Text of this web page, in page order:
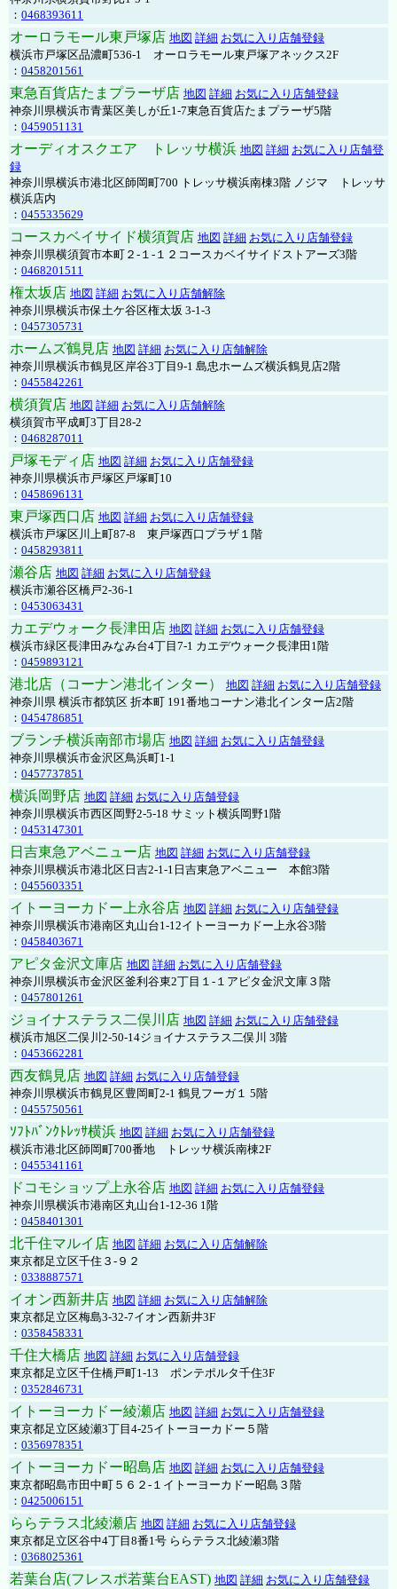
： 0468393611
オーロラモール東戸塚店 地図 詳細 お気に入り店舗登録
横浜市戸塚区品濃町536-1 オーロラモール東戸塚アネックス2F
： 0458201561
東急百貨店たまプラーザ店 地図 詳細 お気に入り店舗登録
神奈川県横浜市青葉区美しが丘1-7東急百貨店たまプラーザ5階
： 0459051131
オーディオスクエア トレッサ横浜 地図 詳細 お気に入り店舗登
録
神奈川県横浜市港北区師岡町700 トレッサ横浜南棟3階 ノジマ トレッサ
横浜店内
： 0455335629
コースカベイサイド横須賀店 地図 詳細 お気に入り店舗登録
神奈川県横須賀市本町２-１-１２コースカベイサイドストアーズ3階
： 0468201511
権太坂店 地図 詳細 お気に入り店舗解除
神奈川県横浜市保土ケ谷区権太坂 3-1-3
： 0457305731
ホームズ鶴見店 地図 詳細 お気に入り店舗解除
神奈川県横浜市鶴見区岸谷3丁目9-1 島忠ホームズ横浜鶴見店2階
： 0455842261
横須賀店 地図 詳細 お気に入り店舗解除
横須賀市平成町3丁目28-2
： 0468287011
戸塚モディ店 地図 詳細 お気に入り店舗登録
神奈川県横浜市戸塚区戸塚町10
： 0458696131
東戸塚西口店 地図 詳細 お気に入り店舗登録
横浜市戸塚区川上町87-8 東戸塚西口プラザ１階
： 0458293811
瀬谷店 地図 詳細 お気に入り店舗登録
横浜市瀬谷区橋戸2-36-1
： 0453063431
カエデウォーク長津田店 地図 詳細 お気に入り店舗登録
横浜市緑区長津田みなみ台4丁目7-1 カエデウォーク長津田1階
： 0459893121
港北店（コーナン港北インター） 地図 詳細 お気に入り店舗登録
神奈川県 横浜市都筑区 折本町 191番地コーナン港北インター店2階
： 0454786851
ブランチ横浜南部市場店 地図 詳細 お気に入り店舗登録
神奈川県横浜市金沢区鳥浜町1-1
： 0457737851
横浜岡野店 地図 詳細 お気に入り店舗登録
神奈川県横浜市西区岡野2-5-18 サミット横浜岡野1階
： 0453147301
日吉東急アベニュー店 地図 詳細 お気に入り店舗登録
神奈川県横浜市港北区日吉2-1-1日吉東急アベニュー 本館3階
： 0455603351
イトーヨーカドー上永谷店 地図 詳細 お気に入り店舗登録
神奈川県横浜市港南区丸山台1-12イトーヨーカドー上永谷3階
： 0458403671
アピタ金沢文庫店 地図 詳細 お気に入り店舗登録
神奈川県横浜市金沢区釜利谷東2丁目１-１アピタ金沢文庫３階
： 0457801261
ジョイナステラス二俣川店 地図 詳細 お気に入り店舗登録
横浜市旭区二俣川2-50-14ジョイナステラス二俣川 3階
： 0453662281
西友鶴見店 地図 詳細 お気に入り店舗登録
神奈川県横浜市鶴見区豊岡町2-1 鶴見フーガ１ 5階
： 0455750561
ｿﾌﾄﾊﾞﾝｸﾄﾚｯｻ横浜 地図 詳細 お気に入り店舗登録
横浜市港北区師岡町700番地 トレッサ横浜南棟2F
： 0455341161
ドコモショップ上永谷店 地図 詳細 お気に入り店舗登録
神奈川県横浜市港南区丸山台1-12-36 1階
： 0458401301
北千住マルイ店 地図 詳細 お気に入り店舗解除
東京都足立区千住３-９２
： 0338887571
イオン西新井店 地図 詳細 お気に入り店舗解除
東京都足立区梅島3-32-7イオン西新井3F
： 0358458331
千住大橋店 地図 詳細 お気に入り店舗登録
東京都足立区千住橋戸町1-13 ポンテポルタ千住3F
： 0352846731
イトーヨーカドー綾瀬店 地図 詳細 お気に入り店舗登録
東京都足立区綾瀬3丁目4-25イトーヨーカドー５階
： 0356978351
イトーヨーカドー昭島店 地図 詳細 お気に入り店舗登録
東京都昭島市田中町５６２-１イトーヨーカドー昭島３階
： 0425006151
ららテラス北綾瀬店 地図 詳細 お気に入り店舗登録
東京都足立区谷中4丁目8番1号 ららテラス北綾瀬3階
： 0368025361
若葉台店(フレスポ若葉台EAST) 地図 詳細 お気に入り店舗登録